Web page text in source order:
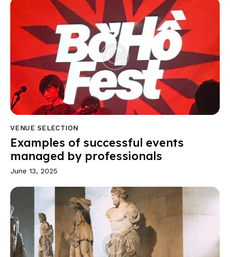
VENUE SELECTION
Examples of successful events
managed by professionals
June 13, 2025